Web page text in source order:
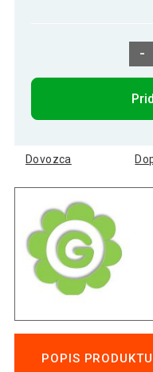
-
Dovozca
POPIS PRODUKTU